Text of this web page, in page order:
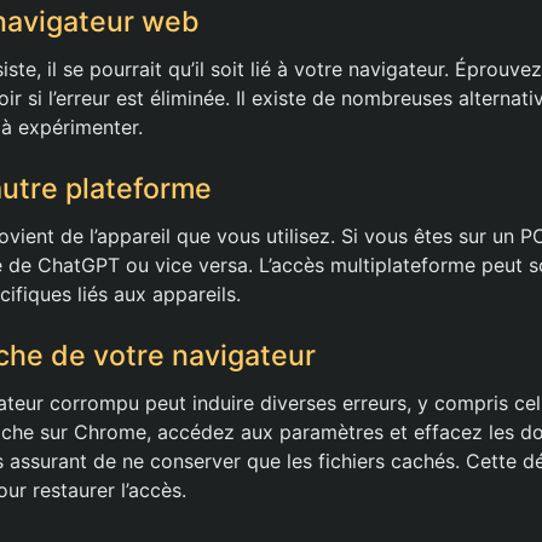
web
il se pourrait qu’il soit lié à votre navigateur.
si l’erreur est éliminée. Il existe de nombreuses
expérimenter.
plateforme
de l’appareil que vous utilisez. Si vous êtes sur un
de ChatGPT ou vice versa. L’accès multiplateforme peut
liés aux appareils.
de votre navigateur
corrompu peut induire diverses erreurs, y compris
sur Chrome, accédez aux paramètres et effacez les
assurant de ne conserver que les fichiers cachés. Cette
restaurer l’accès.